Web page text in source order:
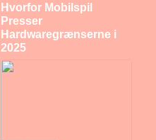
Hvorfor Mobilspil
Presser
Hardwaregrænserne i
2025